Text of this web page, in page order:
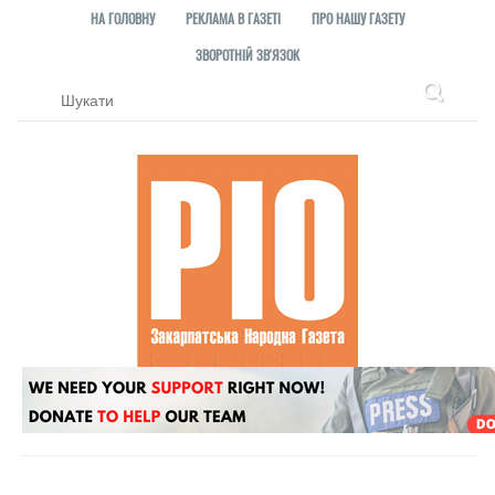
НА ГОЛОВНУ РЕКЛАМА В ГАЗЕТІ
ПРО НАШУ ГАЗЕТУ
ЗВОРОТНІЙ ЗВ'ЯЗОК